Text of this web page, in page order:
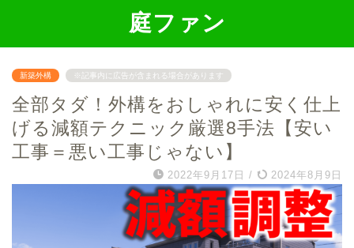
庭ファン
新築外構 ※記事内に広告が含まれる場合があります
全部タダ！外構をおしゃれに安く仕上
げる減額テクニック厳選8手法【安い
工事＝悪い工事じゃない】
2022年9月17日 / 2024年8月9日